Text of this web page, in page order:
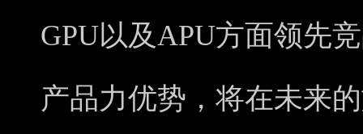
GPU以及APU方面领先
产品力优势，将在未来